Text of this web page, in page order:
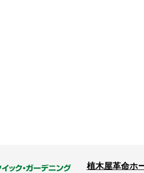
植木屋革命ホ